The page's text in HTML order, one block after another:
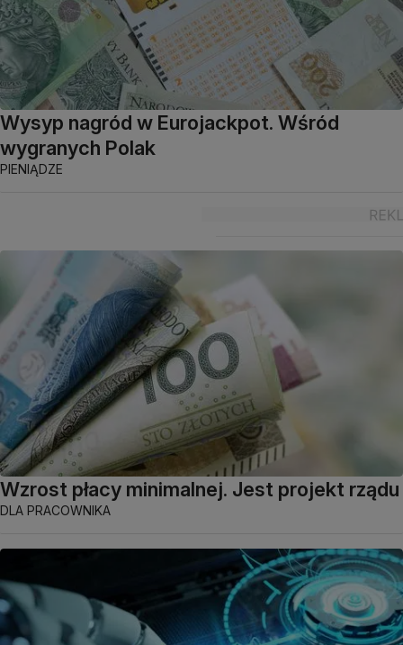
Wysyp nagród w Eurojackpot. Wśród
wygranych Polak
PIENIĄDZE
Wzrost płacy minimalnej. Jest projekt rządu
DLA PRACOWNIKA